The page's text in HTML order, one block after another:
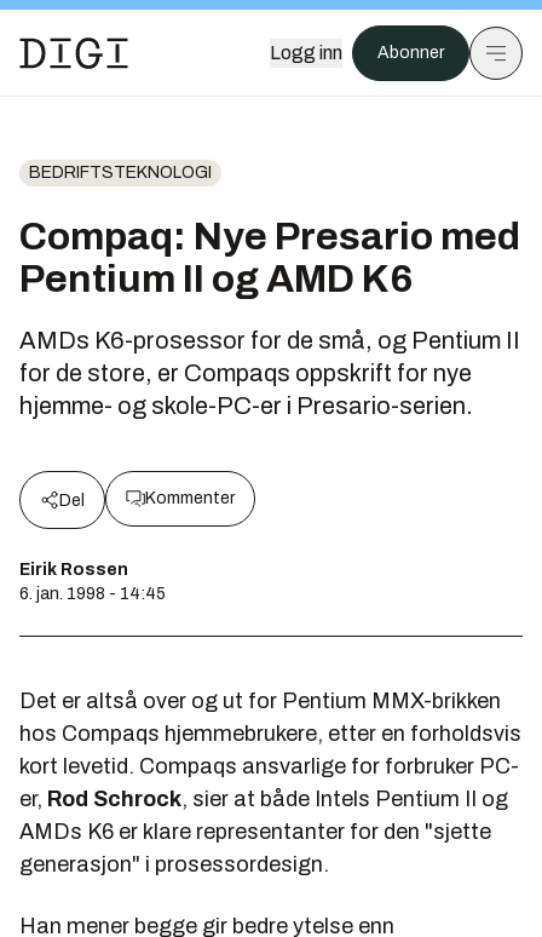
Logg inn Abonner
BEDRIFTSTEKNOLOGI
Compaq: Nye Presario med
Pentium II og AMD K6
AMDs K6-prosessor for de små, og Pentium II
for de store, er Compaqs oppskrift for nye
hjemme- og skole-PC-er i Presario-serien.
Del Kommenter
Eirik Rossen
6. jan. 1998 - 14:45
Det er altså over og ut for Pentium MMX-brikken
hos Compaqs hjemmebrukere, etter en forholdsvis
kort levetid. Compaqs ansvarlige for forbruker PC-
er, Rod Schrock, sier at både Intels Pentium II og
AMDs K6 er klare representanter for den "sjette
generasjon" i prosessordesign.
Han mener begge gir bedre ytelse enn